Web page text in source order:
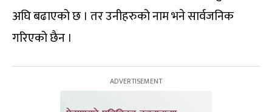
अघि बढाएको छ । तर उनीहरुको नाम भने सार्वजनिक
गरिएको छैन ।